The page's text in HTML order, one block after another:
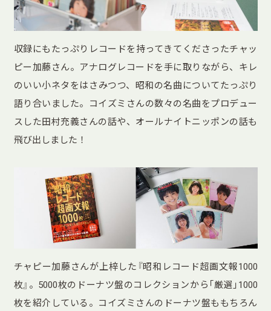
収録にもたっぷりレコードを持ってきてくださったチャッ
ピー加藤さん。アナログレコードを手に取りながら、キレ
のいい小ネタをはさみつつ、昭和の名曲についてたっぷり
語り合いました。コイズミさんの数々の名曲をプロデュー
スした田村充義さんの話や、オールナイトニッポンの話も
飛び出しました！
チャピー加藤さんが上梓した『昭和レコード超画文報1000
枚』。5000枚のドーナツ盤のコレクションから「厳選」1000
枚を紹介している。コイズミさんのドーナツ盤ももちろん